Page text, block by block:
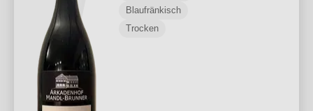
Blaufränkisch
Trocken